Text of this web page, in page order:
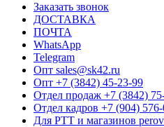
Заказать звонок
ДОСТАВКА
ПОЧТА
WhatsApp
Telegram
Опт sales@sk42.ru
Опт +7 (3842) 45-23-99
Отдел продаж +7 (3842)
Отдел кадров +7 (904)
Для РТТ и магазинов